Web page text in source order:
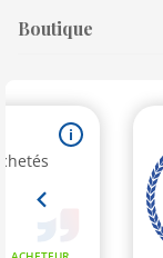
Boutique